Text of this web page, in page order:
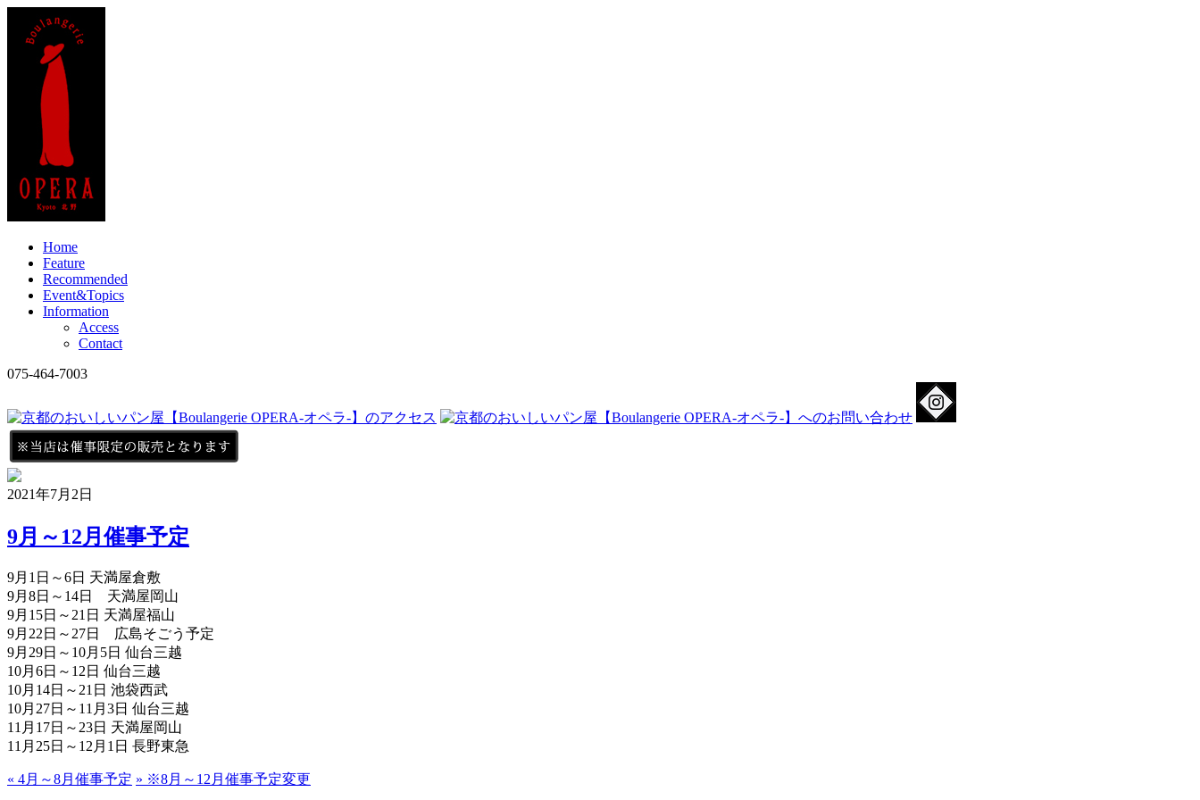
Home
Feature
Recommended
Event&Topics
Information
Access
Contact
075-464-7003
2021年7月2日
9月～12月催事予定
9月1日～6日 天満屋倉敷
9月8日～14日 天満屋岡山
9月15日～21日 天満屋福山
9月22日～27日 広島そごう予定
9月29日～10月5日 仙台三越
10月6日～12日 仙台三越
10月14日～21日 池袋西武
10月27日～11月3日 仙台三越
11月17日～23日 天満屋岡山
11月25日～12月1日 長野東急
« 4月～8月催事予定 » ※8月～12月催事予定変更